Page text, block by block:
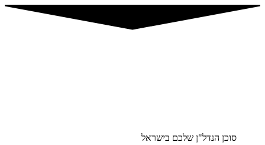
סוכן הנדל"ן שלכם בישראל